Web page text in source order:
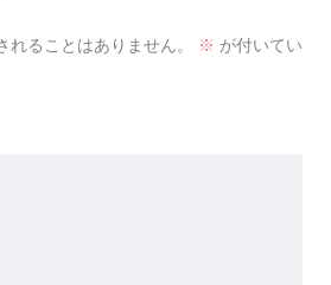
れることはありません。 ※ が付いてい